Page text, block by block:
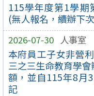
115學年度第1學
(無人報名，續辦下
2026-07-30 人事室
本府員工子女非營
三之三生命教育學
額，並自115年8月
記